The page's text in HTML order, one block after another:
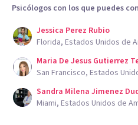
Psicólogos con los que puedes
Jessica Perez Rubio
Florida, Estados Unidos de
Maria De Jesus Gutierrez
San Francisco, Estados
Sandra Milena Jimenez
Miami, Estados Unidos de